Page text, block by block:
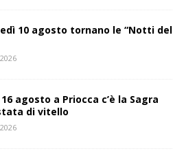
10 agosto tornano le “Notti del
agosto a Priocca c’è la Sagra
di vitello